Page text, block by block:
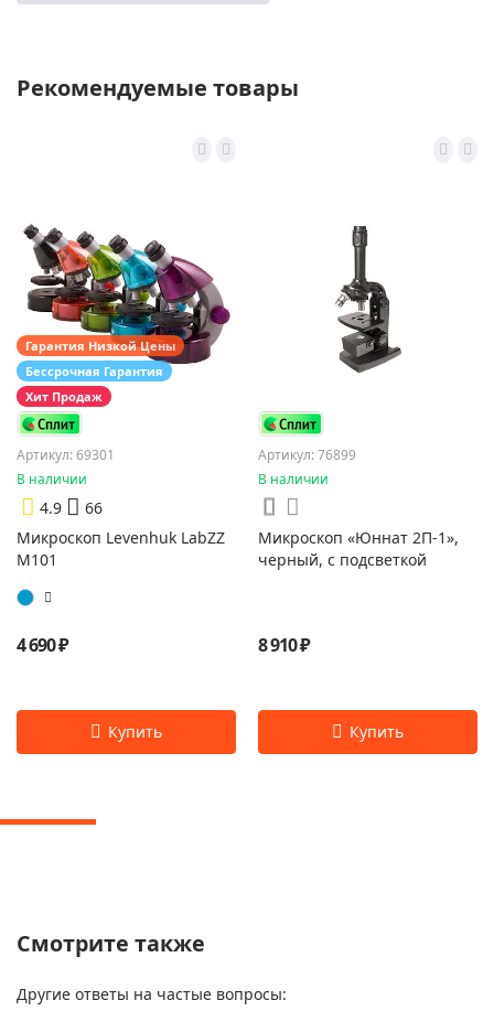
Рекомендуемые товары
Гарантия Низкой Цены
Бессрочная Гарантия
Хит Продаж
Артикул: 69301
В наличии
4.9
66
Микроскоп Levenhuk LabZZ
M101
4 690 ₽
Артикул: 76899
В наличии
Микроскоп «Юннат 2П-1»,
черный, с подсветкой
8 910 ₽
Смотрите также
Другие ответы на частые вопросы: